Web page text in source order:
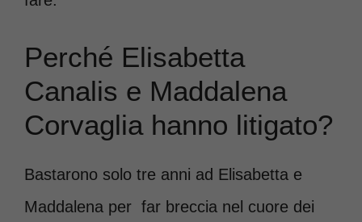
Perché Elisabetta
Canalis e Maddalena
Corvaglia hanno litigato?
Bastarono solo tre anni ad Elisabetta e
Maddalena per far breccia nel cuore dei